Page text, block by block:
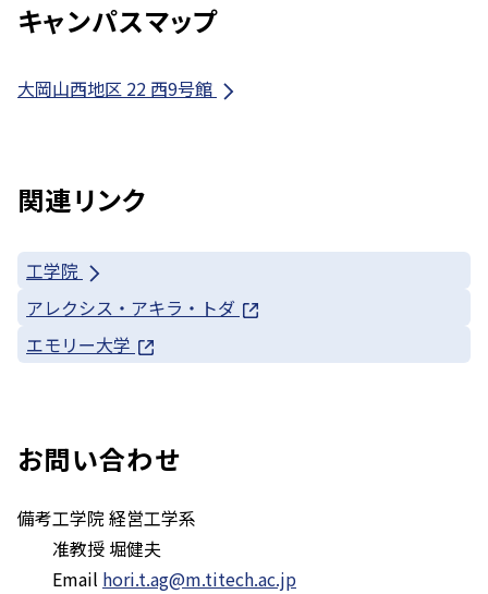
キャンパスマップ
大岡山西地区 22 西9号館
関連リンク
工学院
アレクシス・アキラ・トダ
エモリー大学
お問い合わせ
備考工学院 経営工学系
准教授 堀健夫
Email hori.t.ag@m.titech.ac.jp